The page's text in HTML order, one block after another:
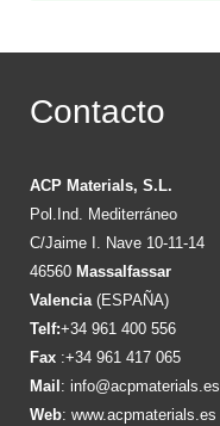
Contacto
ACP Materials, S.L.
Pol.Ind. Mediterráneo
C/Jaime I. Nave 10-11-14
46560 Massalfassar
Valencia(ESPAÑA)
Telf:+34 961 400 556
Fax :+34 961 417 065
Mail : info@acpmaterials.es
Web: www.acpmaterials.es